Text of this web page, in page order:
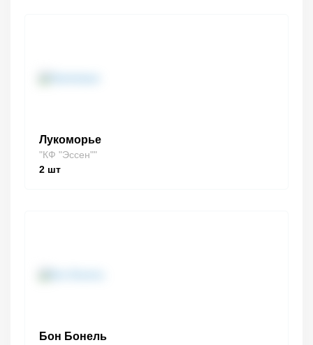
Лукоморье
"КФ "Эссен""
2 шт
Бон Бонель